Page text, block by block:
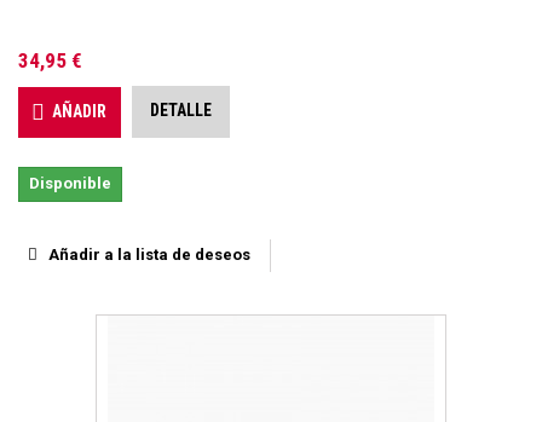
34,95 €
AÑADIR DETALLE
Disponible
Añadir a la lista de deseos